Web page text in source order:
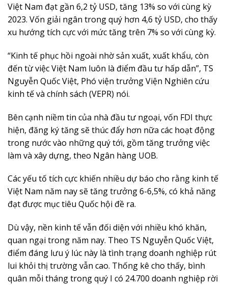
Việt Nam đạt gần 6,2 tỷ USD, tăng 13% so với cùng kỳ
2023. Vốn giải ngân trong quý hơn 4,6 tỷ USD, cho thấy
xu hướng tích cực với mức tăng trên 7% so với cùng kỳ.
“Kinh tế phục hồi ngoài nhờ sản xuất, xuất khẩu, còn
đến từ việc Việt Nam luôn là điểm đầu tư hấp dẫn”, TS
Nguyễn Quốc Việt, Phó viện trưởng Viện Nghiên cứu
kinh tế và chính sách (VEPR) nói.
Bên cạnh niềm tin của nhà đầu tư ngoại, vốn FDI thực
hiện, đăng ký tăng sẽ thúc đẩy hơn nữa các hoạt động
trong nước vào những quý tới, gồm tăng trưởng việc
làm và xây dựng, theo Ngân hàng UOB.
Các yếu tố tích cực khiến nhiều dự báo cho rằng kinh tế
Việt Nam năm nay sẽ tăng trưởng 6-6,5%, có khả năng
đạt được mục tiêu Quốc hội đề ra.
Dù vậy, nền kinh tế vẫn đối diện với nhiều khó khăn,
quan ngại trong năm nay. Theo TS Nguyễn Quốc Việt,
điểm đáng lưu ý lúc này là tình trạng doanh nghiệp rút
lui khỏi thị trường vẫn cao. Thống kê cho thấy, bình
quân mỗi tháng trong quý I có 24.700 doanh nghiệp rời